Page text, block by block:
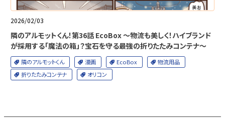
2026/02/03
隣のアルモットくん！第36話 EcoBox ～物流も美しく！ハイブランド
が採用する「魔法の箱」？宝石を守る最強の折りたたみコンテナ～
隣のアルモットくん 漫画 EcoBox
物流用品
折りたたみコンテナ
オリコン